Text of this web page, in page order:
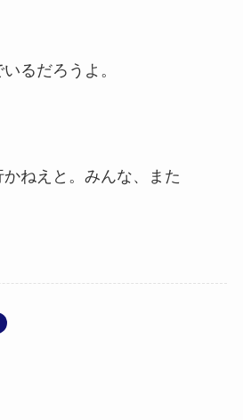
いるだろうよ。
ねえと。みんな、また